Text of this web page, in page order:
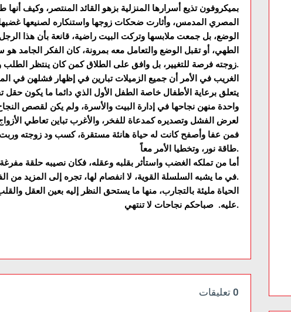
بميكروفون تذيع أسرارها المنزلية بزهو القائد المنتصر، وكيف
المصري المدمس، وأثارت ضحكات زوجها واستنكاره لصنيعها
الوضع، بل جمعت ملابسها وتركت البيت راضية، قانعة بأن هذا
الطهي، أو تقبل الوضع والتعامل معه بمرونة، كان الفكر الجامد
زوجته فرصة للتغيير، بل وافق على الطلاق كمن كان ينتظر الطلب ويترقب حدوثه، بل ويتوق إلى هذا.
الغريب في الأمر أن جميع الزميلات تبارين في إظهار فشلهن في
يتعلق برعاية الأطفال خاصة الطفل الأول الذي دائما ما يكون حقل
واحدة منهن نجاحها في إدارة البيت والأسرة، ولم يكن لقصص
لعرض الفشل وتصديره كمدعاة للفخر، والأغرب تباين تعاطي
فمن عفا وأصفح كانت له حياة هانئة مستقرة، كسب ود زوجته وربت
طاقة نور، وتخطيا الأمر معاً.
أما من تملكه الغضب واستأثر بقلبه وعقله، فكان نصيبه حلقة
في ما يشبه السلسلة القوية، لا انفصام لها، تجره إلى المزيد من الفشل حتى انتهت الحياة الزوجية قبل بدايتها.
الحياة مليئة بالتجارب، منها ما يستحق النظر إليه بعين العقل
عليه. صباحكم نجاحات لا تنتهي.
0 تعليقات